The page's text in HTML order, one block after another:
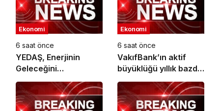
Ekonomi
6 saat önce
YEDAŞ, Enerjinin
Geleceğini
Şekillendirecek Genç
Yetenekleri Arıyor
Ekonomi
6 saat önce
VakıfBank’ın aktif
büyüklüğü yıllık bazda
yüzde 28 artışla 5,8
trilyon TL’yi aştı